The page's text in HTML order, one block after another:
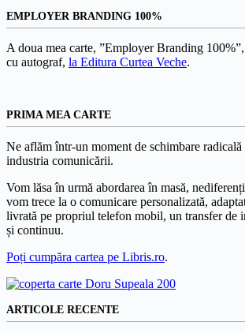
EMPLOYER BRANDING 100%
A doua mea carte, ”Employer Branding
cu autograf, la Editura Curtea Veche.
PRIMA MEA CARTE
Ne aflăm într-un moment de schimbare
industria comunicării.
Vom lăsa în urmă abordarea în masă,
vom trece la o comunicare personalizată,
livrată pe propriul telefon mobil, un transfer de
și continuu.
Poți cumpăra cartea pe Libris.ro.
ARTICOLE RECENTE